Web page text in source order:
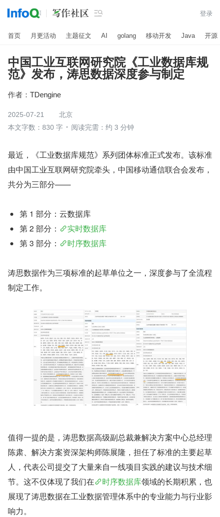
 登录
首页 月更活动 主题征文 AI golang 移动开发 Java 开源
中国工业互联网研究院《工业数据库规
范》发布，涛思数据深度参与制定
作者： TDengine
2025-07-21
北京
本文字数：830 字
阅读完需：约 3 分钟
最近，《工业数据库规范》系列团体标准正式发布。该标准
由中国工业互联网研究院牵头，中国移动通信联合会发布，
共分为三部分——
第 1 部分：云数据库
第 2 部分：
实时数据库
第 3 部分：
时序数据库
涛思数据作为三项标准的起草单位之一，深度参与了全流程
制定工作。
值得一提的是，涛思数据高级副总裁兼解决方案中心总经理
陈肃、解决方案资深架构师陈展隆，担任了标准的主要起草
人，代表公司提交了大量来自一线项目实践的建议与技术细
节。这不仅体现了我们在
时序数据库领域的长期积累，也
展现了涛思数据在工业数据管理体系中的专业能力与行业影
响力。